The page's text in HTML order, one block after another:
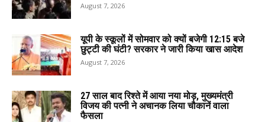
August 7, 2026
यूपी के स्कूलों में सोमवार को क्यों बजेगी 12:15 बजे
छुट्टी की घंटी? सरकार ने जारी किया खास आदेश
August 7, 2026
27 साल बाद रिश्ते में आया नया मोड़, मुख्यमंत्री
विजय की पत्नी ने अचानक लिया चौकानें वाला
फैसला